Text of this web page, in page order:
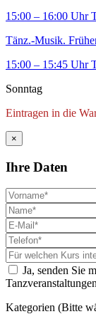
15:00 – 16:00 Uhr
Tänz.-Musik.
15:00 – 15:45 Uhr
Sonntag
Eintragen in die
×
Ihre Daten
Ja, senden Sie
Kategorien (Bitte